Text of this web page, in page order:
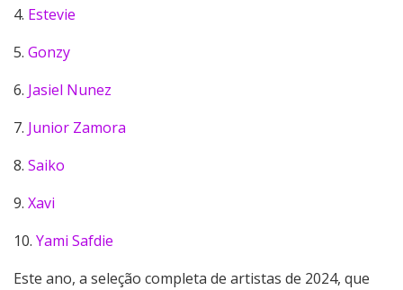
4. Estevie
5. Gonzy
6. Jasiel Nunez
7. Junior Zamora
8. Saiko
9. Xavi
10. Yami Safdie
Este ano, a seleção completa de artistas de 2024, que